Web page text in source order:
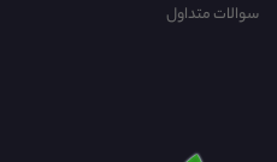
سوالات متداول